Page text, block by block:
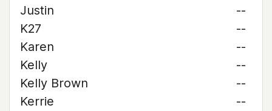
Justin
--
K27
--
Karen
--
Kelly
--
Kelly Brown
--
Kerrie
--